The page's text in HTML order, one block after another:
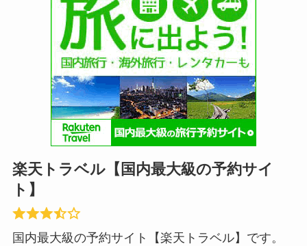
楽天トラベル【国内最大級の予約サイ
ト】
国内最大級の予約サイト【楽天トラベル】です。